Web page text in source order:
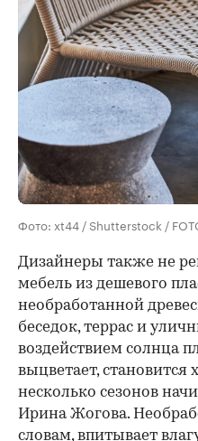
Фото: xt44 / Shutterstock /
Дизайнеры также не
мебель из дешевого
необработанной
беседок, террас и
воздействием солнца
выцветает, становится
несколько сезонов
Ирина Жогова.
словам, впитывает